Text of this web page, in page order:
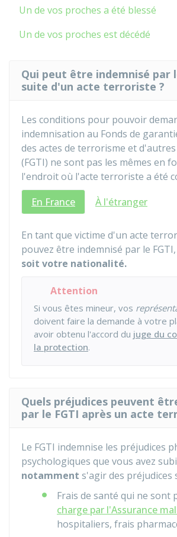
Un de vos proches a été blessé
Un de vos proches est décédé
Qui peut être indemnisé par
suite d'un acte terroriste ?
Les conditions pour pouvoir
indemnisation au Fonds de
des actes de terrorisme et
(FGTI) ne sont pas les mêmes en
l'endroit où l'acte terroriste a été
En France
À l'étranger
En tant que victime d'un acte
pouvez être indemnisé par le FGTI,
soit votre nationalité.
Attention
Si vous êtes mineur, vos
doivent faire la demande à votre
avoir obtenu l'accord du juge du
la protection.
Quels préjudices peuvent
par le FGTI après un acte
Le FGTI indemnise les préjudices
psychologiques que vous avez
notamment s'agir des préjudices
Frais de santé qui ne sont
charge par l'Assurance
hospitaliers, frais